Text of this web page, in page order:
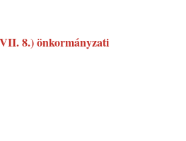
8.) önkormányzati